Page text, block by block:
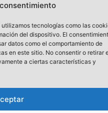
tecnologías como las
del dispositivo. El
datos como el comportamiento de
en este sitio. No consentir o retirar
a ciertas características y